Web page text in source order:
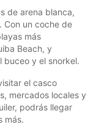
de arena blanca,
Con un coche de
más
Beach, y
y el snorkel.
el casco
mercados locales y
podrás llegar
más.